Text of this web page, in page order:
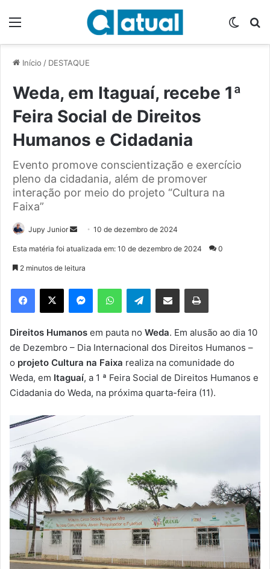
Início / DESTAQUE
Weda, em Itaguaí, recebe 1ª
Feira Social de Direitos
Humanos e Cidadania
Evento promove conscientização e exercício
pleno da cidadania, além de promover
interação por meio do projeto “Cultura na
Faixa”
Jupy Junior
d
e
u
m
e
-
m
a
10 de dezembro de 2024
Esta matéria foi atualizada em: 10 de dezembro de 2024 0
2 minutos de leitura
Telegram
Direitos Humanos em pauta no Weda. Em alusão ao dia 10
de Dezembro – Dia Internacional dos Direitos Humanos –
o projeto Cultura na Faixa realiza na comunidade do
Weda, em Itaguaí, a 1 ª Feira Social de Direitos Humanos e
Cidadania do Weda, na próxima quarta-feira (11).